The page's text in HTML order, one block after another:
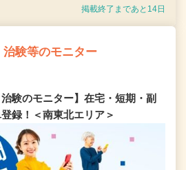
掲載終了まであと14日
験等のモニター
験のモニター】在宅・短期・副
録！＜南東北エリア＞